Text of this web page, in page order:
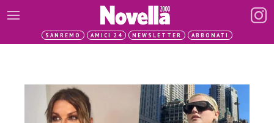
SANREMO AMICI 24 NEWSLETTER ABBONATI